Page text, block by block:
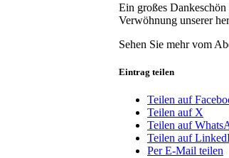
Ein großes
Verwöhnung unserer
Sehen Sie mehr vom
Eintrag teilen
Teilen auf
Teilen auf X
Teilen auf
Teilen auf
Per E-Mail teilen